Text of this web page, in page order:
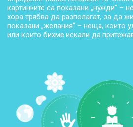
картинките са показани „нужди“ –
хора трябва да разполагат, за да
показани „желания“ – неща, които
или които бихме искали да